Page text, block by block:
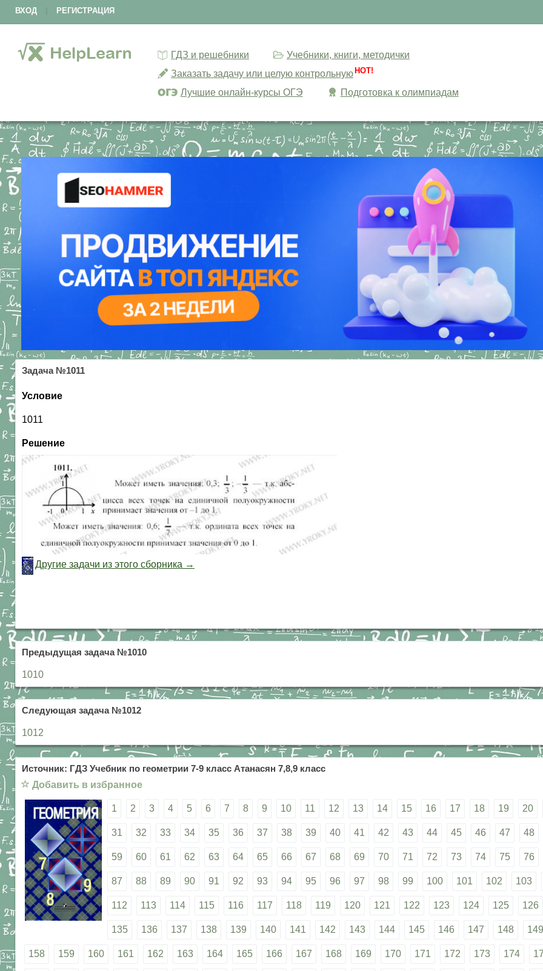
ВХОД РЕГИСТРАЦИЯ
ГДЗ и решебники
Учебники, книги, методички
Заказать задачу или целую контрольную HOT!
Лучшие онлайн-курсы ОГЭ Подготовка к олимпиадам
Задача №1011
Условие
1011
Решение
Другие задачи из этого сборника →
Предыдущая задача №1010
1010
Следующая задача №1012
1012
Источник: ГДЗ Учебник по геометрии 7-9 класс Атанасян 7,8,9 класс
☆ Добавить в избранное
1 2 3 4 5 6 7 8 9 10 11 12 13 14 15 16 17 18 19 20
31 32 33 34 35 36 37 38 39 40 41 42 43 44 45 46 47 48
59 60 61 62 63 64 65 66 67 68 69 70 71 72 73 74 75 76
87 88 89 90 91 92 93 94 95 96 97 98 99 100 101 102 103
112 113 114 115 116 117 118 119 120 121 122 123 124 125 126
135 136 137 138 139 140 141 142 143 144 145 146 147 148 149
158 159 160 161 162 163 164 165 166 167 168 169 170 171 172 173 174